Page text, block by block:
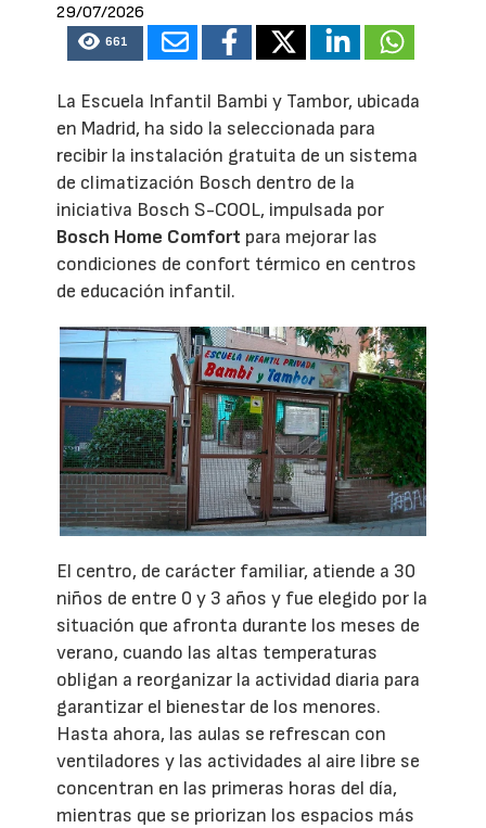
29/07/2026
661
La Escuela Infantil Bambi y Tambor, ubicada
en Madrid, ha sido la seleccionada para
recibir la instalación gratuita de un sistema
de climatización Bosch dentro de la
iniciativa Bosch S-COOL, impulsada por
Bosch Home Comfort para mejorar las
condiciones de confort térmico en centros
de educación infantil.
El centro, de carácter familiar, atiende a 30
niños de entre 0 y 3 años y fue elegido por la
situación que afronta durante los meses de
verano, cuando las altas temperaturas
obligan a reorganizar la actividad diaria para
garantizar el bienestar de los menores.
Hasta ahora, las aulas se refrescan con
ventiladores y las actividades al aire libre se
concentran en las primeras horas del día,
mientras que se priorizan los espacios más